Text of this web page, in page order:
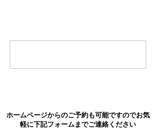
ホームページからのご予約も可能ですのでお気
軽に下記フォームまでご連絡ください